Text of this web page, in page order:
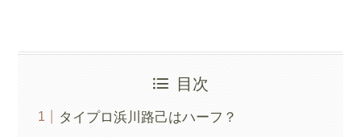
目次
タイプロ浜川路己はハーフ？